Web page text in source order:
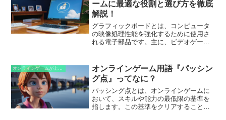
ンピューターを制御してターゲットとな
るサーバーやネットワークに対して大量
のトラフィックを送信することで行われ
ます。このトラフィックにより、サーバ
ーやネットワークが過負荷状態となり、
ゲームが利用できなくなったり、プレイ
ームに最適な役割と選び方を徹底
解説！
グラフィックボードとは、コンピュータ
の映像処理性能を強化するために使用さ
れる電子部品です。主に、ビデオゲー
いて、高速かつ高品質な映像レンダリン
グを実現します。グラフィックボード
は、コンピュータの拡張スロットに装着
され、マザーボードと接続して動作しま
す。
オンラインゲーム用語『パッシン
グ点』ってなに？
パッシング点とは、オンラインゲームに
おいて、スキルや能力の最低限の基準を
指します。この基準をクリアすること